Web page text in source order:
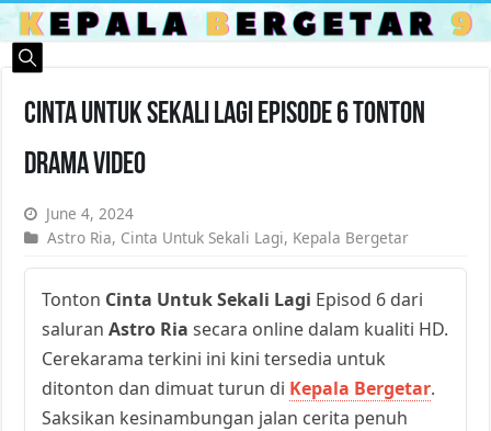
Cinta Untuk Sekali Lagi Episode 6 Tonton
Drama Video
June 4, 2024
Astro Ria, Cinta Untuk Sekali Lagi, Kepala Bergetar
Tonton Cinta Untuk Sekali Lagi Episod 6 dari
saluranAstro Ria secara online dalam kualiti HD.
Cerekarama terkini ini kini tersedia untuk
ditonton dan dimuat turun di Kepala Bergetar.
Saksikan kesinambungan jalan cerita penuh